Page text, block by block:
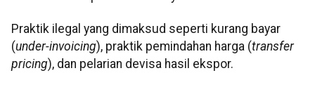
Praktik ilegal yang dimaksud seperti kurang bayar
(under-invoicing), praktik pemindahan harga (transfer
pricing), dan pelarian devisa hasil ekspor.